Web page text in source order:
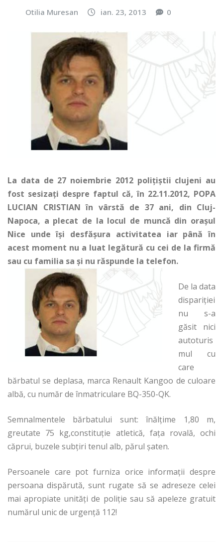
Otilia Muresan ian. 23, 2013 0
La data de 27 noiembrie 2012 poliţiştii clujeni au
fost sesizaţi despre faptul că, în 22.11.2012, POPA
LUCIAN CRISTIAN în vârstă de 37 ani, din Cluj-
Napoca, a plecat de la locul de muncă din oraşul
Nice unde îşi desfăşura activitatea iar până în
acest moment nu a luat legătură cu cei de la firmă
sau cu familia sa şi nu răspunde la telefon.
De la data
dispariţiei
nu s-a
găsit nici
autoturis
mul cu
care
bărbatul se deplasa, marca Renault Kangoo de culoare
albă, cu număr de înmatriculare BQ-350-QK.
Semnalmentele bărbatului sunt: înălţime 1,80 m,
greutate 75 kg,constituţie atletică, faţa rovală, ochi
căprui, buzele subţiri tenul alb, părul şaten.
Persoanele care pot furniza orice informaţii despre
persoana dispărută, sunt rugate să se adreseze celei
mai apropiate unităţi de poliţie sau să apeleze gratuit
numărul unic de urgenţă 112!